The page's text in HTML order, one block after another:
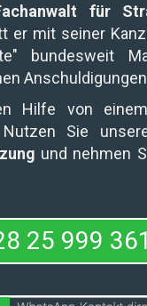
für
er mit seiner
bundesweit
Hilfe von
Sie
und nehmen
25 999 361